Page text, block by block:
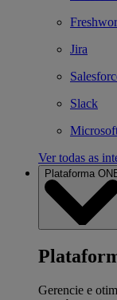
Jira
Slack
Ver todas as
Plataforma
Gerencie e